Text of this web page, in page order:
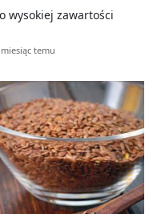
wysokiej zawartości
temu